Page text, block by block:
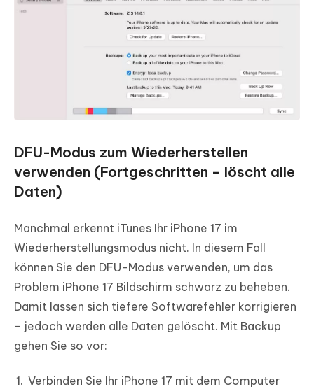
DFU-Modus zum Wiederherstellen
verwenden (Fortgeschritten – löscht alle
Daten)
Manchmal erkennt iTunes Ihr iPhone 17 im
Wiederherstellungsmodus nicht. In diesem Fall
können Sie den DFU-Modus verwenden, um das
Problem iPhone 17 Bildschirm schwarz zu beheben.
Damit lassen sich tiefere Softwarefehler korrigieren
– jedoch werden alle Daten gelöscht. Mit Backup
gehen Sie so vor:
Verbinden Sie Ihr iPhone 17 mit dem Computer